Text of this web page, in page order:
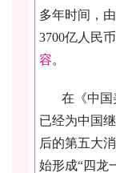
多年时间，
3700亿人民
容。
在《中国
已经为中国
后的第五大
始形成“四龙